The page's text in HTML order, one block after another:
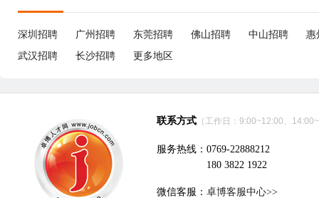
深圳招聘 广州招聘 东莞招聘 佛山招聘 中山招聘
惠
武汉招聘
长沙招聘 更多地区
联系方式 （工作日：9:00~12:00、
服务热线：0769-22888212
180 3822 1922
微信客服： 卓博客服中心>>